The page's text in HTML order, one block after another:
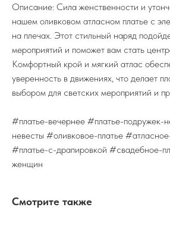
Описание: Сила женственности и
нашем оливковом атласном платье с
на плечах. Этот стильный наряд
мероприятий и поможет вам стать
Комфортный крой и мягкий атлас
уверенность в движениях, что делает
выбором для светских мероприятий и
#платье-вечернее #платье-подружек-
невесты #оливковое-платье
#платье-с-драпировкой #свадебное-
женщин
Смотрите также